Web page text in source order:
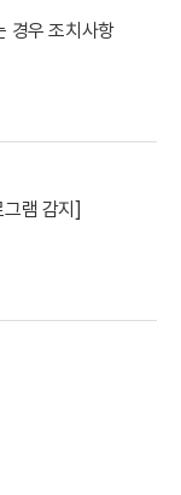
경우 조치사항
램 감지]